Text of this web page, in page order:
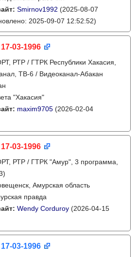
Smirnov1992 (2025-08-07
2025-09-07 12:52:52)
03-1996
РТР / ГТРК Республики Хакасия,
ТВ-6 / Видеоканал-Абакан
"Хакасия"
maxim9705 (2026-02-04
03-1996
РТР / ГТРК "Амур", 3 программа,
Амурская область
правда
Wendy Corduroy (2026-04-15
03-1996